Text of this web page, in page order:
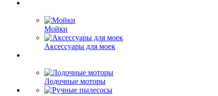
Мойки
Аксессуары для моек
Лодочные моторы